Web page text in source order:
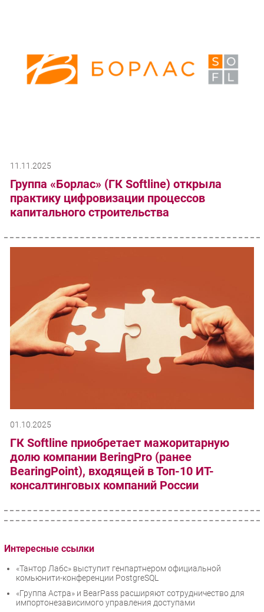
11.11.2025
Группа «Борлас» (ГК Softline) открыла
практику цифровизации процессов
капитального строительства
01.10.2025
ГК Softline приобретает мажоритарную
долю компании BeringPro (ранее
BearingPoint), входящей в Топ-10 ИТ-
консалтинговых компаний России
Интересные ссылки
«Тантор Лабс» выступит генпартнером официальной
комьюнити-конференции PostgreSQL
«Группа Астра» и BearPass расширяют сотрудничество для
импортонезависимого управления доступами